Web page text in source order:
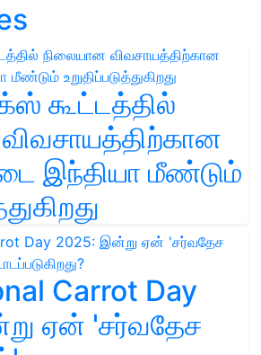
கூட்டத்தில்
இந்தியா மீண்டும்
Carrot Day
ஏன் 'சர்வதேச